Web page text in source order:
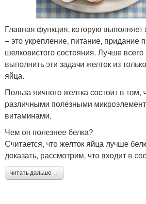
Главная функция, которую выполняет
– это укрепление, питание, придание
шелковистого состояния. Лучше
выполнить эти задачи желток из
яйца.
Польза яичного желтка состоит в том,
различными полезными
витаминами.
Чем он полезнее белка?
Считается, что желток яйца лучше
доказать, рассмотрим, что входит в
читать дальше →